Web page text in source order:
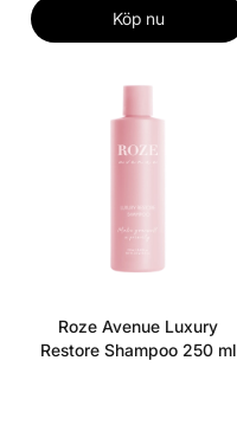
Köp nu
Roze Avenue Luxury
Restore Shampoo 250 ml